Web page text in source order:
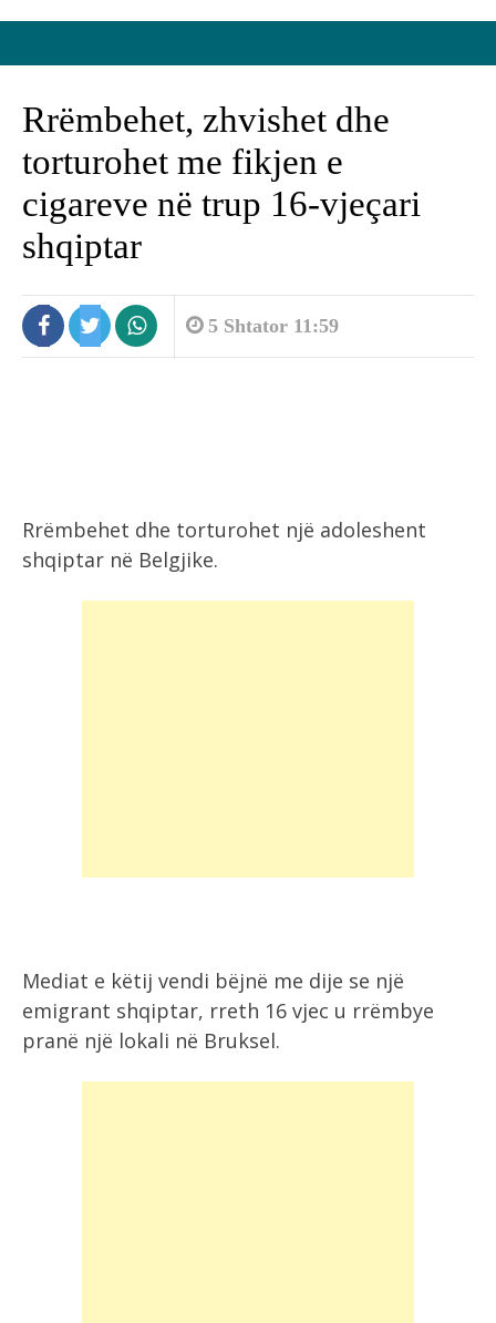
Rrëmbehet, zhvishet dhe
torturohet me fikjen e
cigareve në trup 16-vjeçari
shqiptar
5 Shtator 11:59
Rrëmbehet dhe torturohet një adoleshent
shqiptar në Belgjike.
Mediat e këtij vendi bëjnë me dije se një
emigrant shqiptar, rreth 16 vjec u rrëmbye
pranë një lokali në Bruksel.